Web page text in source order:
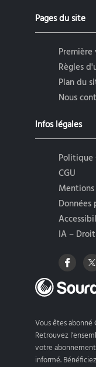
Pages du site
Règles
Plan du
Nous
Infos légales
Politique
CGU
IA –
Vous êtes abonné
Retrouvez
votre
informé.